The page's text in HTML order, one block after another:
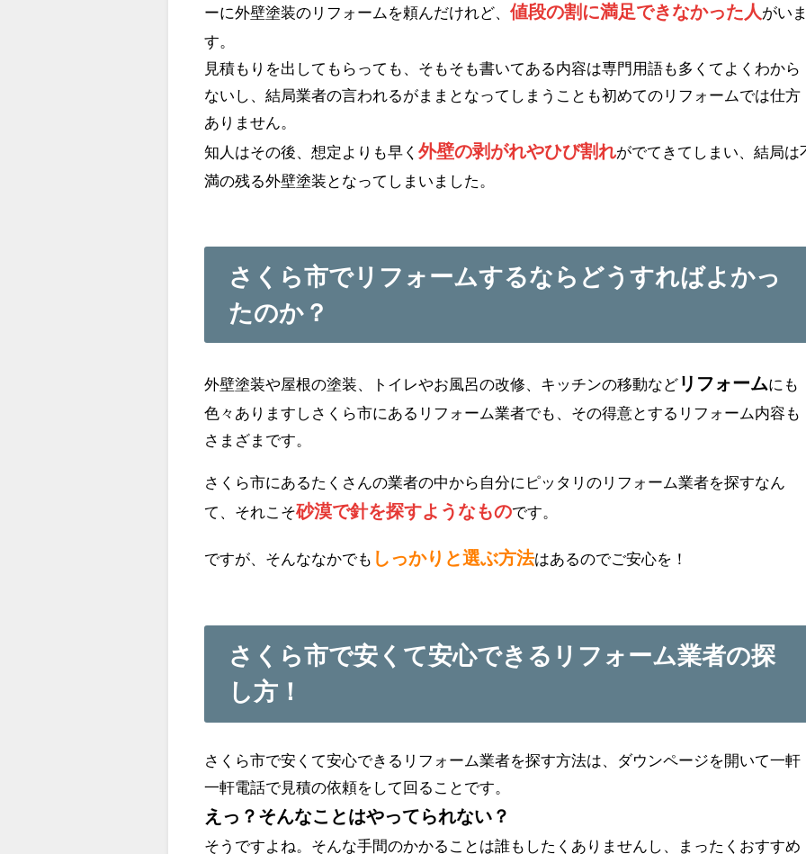
ーに外壁塗装のリフォームを頼んだけれど、値段の割に満足できなかった人 がい
す。
見積もりを出してもらっても、そもそも書いてある内容は専門用語も多くてよくわから
ないし、結局業者の言われるがままとなってしまうことも初めてのリフォームでは仕方
ありません。
知人はその後、想定よりも早く外壁の剥がれやひび割れがでてきてしまい、結局は
満の残る外壁塗装となってしまいました。
さくら市でリフォームするならどうすればよかっ
たのか？
外壁塗装や屋根の塗装、トイレやお風呂の改修、キッチンの移動など リフォームにも
色々ありますしさくら市にあるリフォーム業者でも、その得意とするリフォーム内容も
さまざまです。
さくら市にあるたくさんの業者の中から自分にピッタリのリフォーム業者を探すなん
て、それこそ砂漠で針を探すようなものです。
ですが、そんななかでも しっかりと選ぶ方法はあるのでご安心を！
さくら市で安くて安心できるリフォーム業者の探
し方！
さくら市で安くて安心できるリフォーム業者を探す方法は、ダウンページを開いて一軒
一軒電話で見積の依頼をして回ることです。
えっ？そんなことはやってられない？
そうですよね。そんな手間のかかることは誰もしたくありませんし、まったくおすすめ